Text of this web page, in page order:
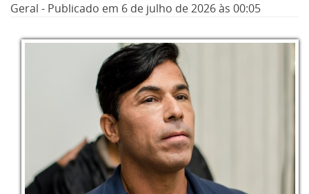
Geral - Publicado em 6 de julho de 2026às 00:05